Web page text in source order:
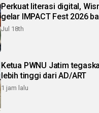
Perkuat literasi digital,
gelar IMPACT Fest 2026
Jul 18th
Ketua PWNU Jatim
lebih tinggi dari AD/ART
1 jam lalu